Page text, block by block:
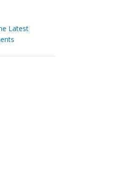
Latest